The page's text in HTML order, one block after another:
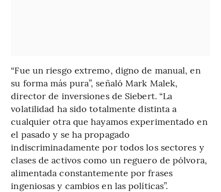
“Fue un riesgo extremo, digno de manual, en
su forma más pura”, señaló Mark Malek,
director de inversiones de Siebert. “La
volatilidad ha sido totalmente distinta a
cualquier otra que hayamos experimentado en
el pasado y se ha propagado
indiscriminadamente por todos los sectores y
clases de activos como un reguero de pólvora,
alimentada constantemente por frases
ingeniosas y cambios en las políticas”.